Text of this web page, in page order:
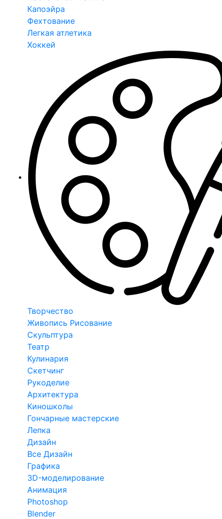
Капоэйра
Фехтование
Легкая атлетика
Хоккей
Творчество
Живопись Рисование
Скульптура
Театр
Кулинария
Скетчинг
Рукоделие
Архитектура
Киношколы
Гончарные мастерские
Лепка
Дизайн
Все Дизайн
Графика
3D-моделирование
Анимация
Photoshop
Blender